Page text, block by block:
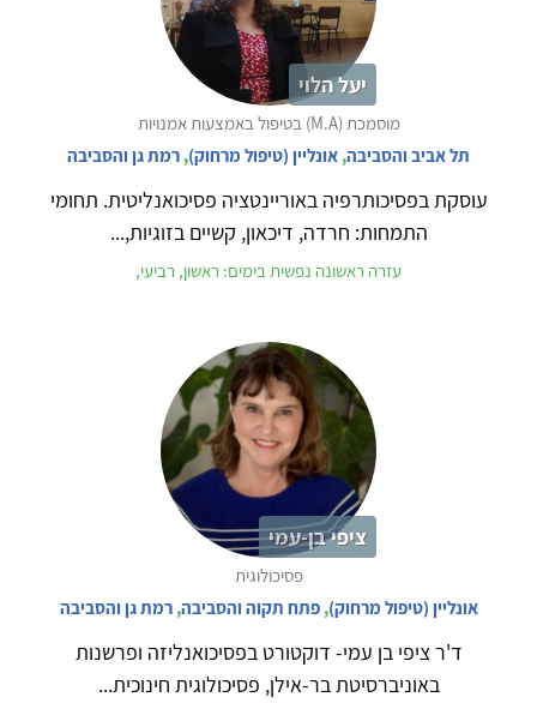
יעל הלוי
מוסמכת (M.A) בטיפול באמצעות אמנויות
תל אביב והסביבה, אונליין (טיפול מרחוק), רמת גן והסביבה
עוסקת בפסיכותרפיה באוריינטציה פסיכואנליטית. תחומי
התמחות: חרדה, דיכאון, קשיים בזוגיות,...
עזרה ראשונה נפשית בימים: ראשון, רביעי,
ציפי בן-עמי
פסיכולוגית
אונליין (טיפול מרחוק),פתח תקוה והסביבה,רמת גן והסביבה
ד'ר ציפי בן עמי- דוקטורט בפסיכואנליזה ופרשנות
באוניברסיטת בר-אילן, פסיכולוגית חינוכית...